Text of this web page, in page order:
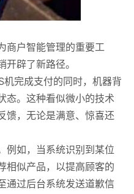
商户智能管理的重要工
辟了新路径。
机完成支付的同时，机器背
态。这种看似微小的技术
馈，无论是满意、惊喜还
例如，当系统识别到某位
相似产品，以提高顾客的
通过后台系统发送道歉信